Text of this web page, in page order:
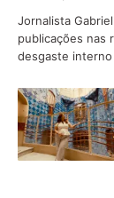
Jornalista
publicações nas
desgaste